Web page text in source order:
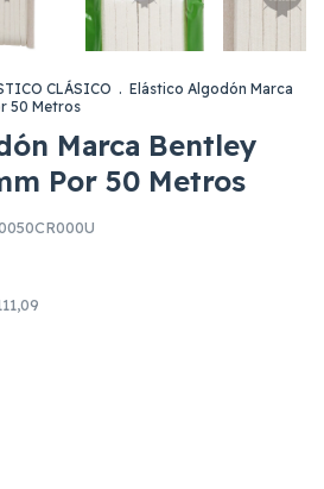
CLÁSICO . Elástico Algodón Marca
50 Metros
Marca Bentley
Por 50 Metros